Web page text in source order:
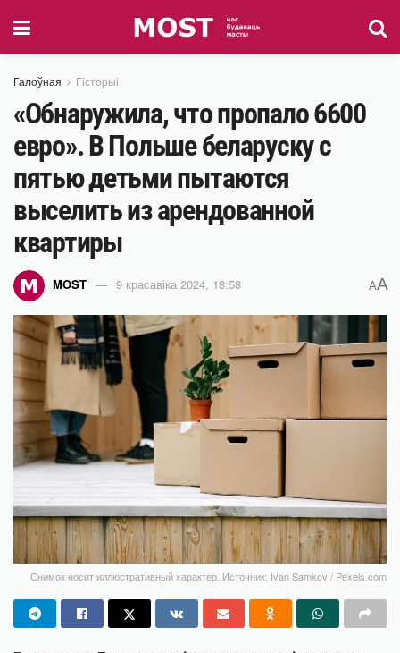
Галоўная Гісторыі
«Обнаружила, что пропало 6600
евро». В Польше беларуску с
пятью детьми пытаются
выселить из арендованной
квартиры
MOST 9 красавіка 2024, 18:58 AA
Снимок носит иллюстративный характер. Источник: Ivan Samkov / Pexels.com